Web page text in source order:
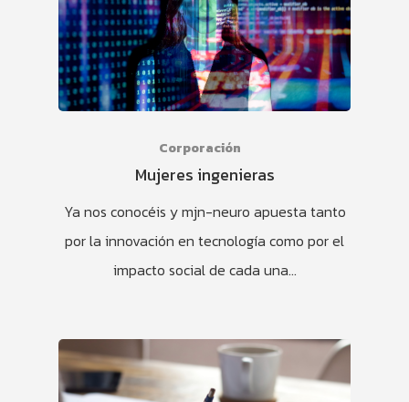
Corporación
Mujeres ingenieras
Ya nos conocéis y mjn-neuro apuesta tanto
por la innovación en tecnología como por el
impacto social de cada una…
PRODUCTOS